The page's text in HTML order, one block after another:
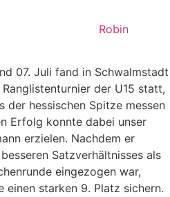
Robin
07. Juli fand in Schwalmstadt
der U15 statt,
der hessischen Spitze messen
Erfolg konnte dabei unser
erzielen. Nachdem er
Satzverhältnisses als
eingezogen war,
einen starken 9. Platz sichern.